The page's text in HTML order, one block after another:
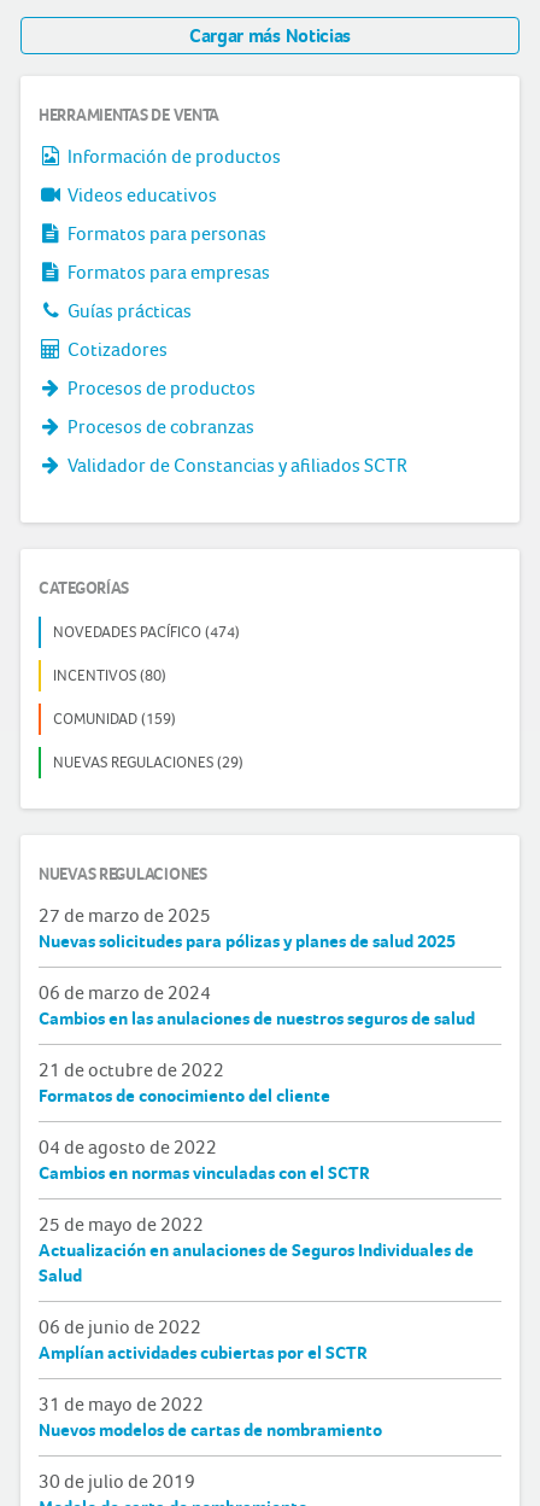
Cargar más Noticias
HERRAMIENTAS DE VENTA
Información de productos
Videos educativos
Formatos para personas
Formatos para empresas
Guías prácticas
Cotizadores
Procesos de productos
Procesos de cobranzas
Validador de Constancias y afiliados SCTR
CATEGORÍAS
NOVEDADES PACÍFICO (474)
INCENTIVOS (80)
COMUNIDAD (159)
NUEVAS REGULACIONES (29)
NUEVAS REGULACIONES
27 de marzo de 2025
Nuevas solicitudes para pólizas y planes de salud 2025
06 de marzo de 2024
Cambios en las anulaciones de nuestros seguros de salud
21 de octubre de 2022
Formatos de conocimiento del cliente
04 de agosto de 2022
Cambios en normas vinculadas con el SCTR
25 de mayo de 2022
Actualización en anulaciones de Seguros Individuales de
Salud
06 de junio de 2022
Amplían actividades cubiertas por el SCTR
31 de mayo de 2022
Nuevos modelos de cartas de nombramiento
30 de julio de 2019